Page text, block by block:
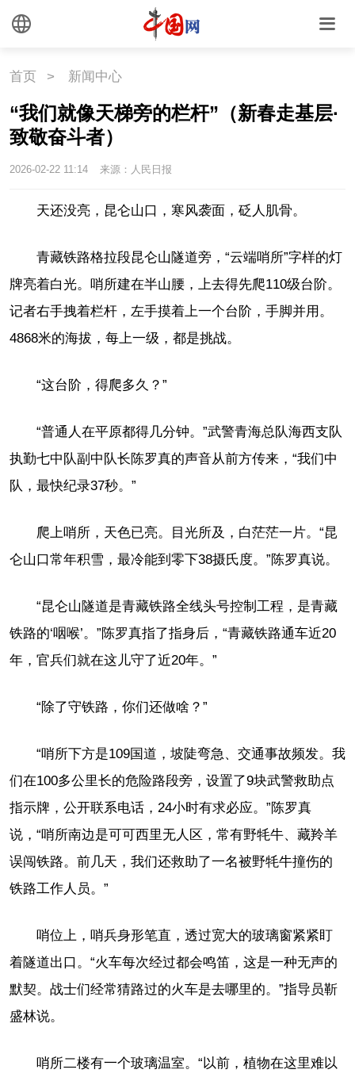
首页 > 新闻中心
“我们就像天梯旁的栏杆”（新春走基层·
致敬奋斗者）
2026-02-22 11:14 来源：人民日报
天还没亮，昆仑山口，寒风袭面，砭人肌骨。
青藏铁路格拉段昆仑山隧道旁，“云端哨所”字样的灯
牌亮着白光。哨所建在半山腰，上去得先爬110级台阶。
记者右手拽着栏杆，左手摸着上一个台阶，手脚并用。
4868米的海拔，每上一级，都是挑战。
“这台阶，得爬多久？”
“普通人在平原都得几分钟。”武警青海总队海西支队
执勤七中队副中队长陈罗真的声音从前方传来，“我们中
队，最快纪录37秒。”
爬上哨所，天色已亮。目光所及，白茫茫一片。“昆
仑山口常年积雪，最冷能到零下38摄氏度。”陈罗真说。
“昆仑山隧道是青藏铁路全线头号控制工程，是青藏
铁路的‘咽喉’。”陈罗真指了指身后，“青藏铁路通车近20
年，官兵们就在这儿守了近20年。”
“除了守铁路，你们还做啥？”
“哨所下方是109国道，坡陡弯急、交通事故频发。我
们在100多公里长的危险路段旁，设置了9块武警救助点
指示牌，公开联系电话，24小时有求必应。”陈罗真
说，“哨所南边是可可西里无人区，常有野牦牛、藏羚羊
误闯铁路。前几天，我们还救助了一名被野牦牛撞伤的
铁路工作人员。”
哨位上，哨兵身形笔直，透过宽大的玻璃窗紧紧盯
着隧道出口。“火车每次经过都会鸣笛，这是一种无声的
默契。战士们经常猜路过的火车是去哪里的。”指导员靳
盛林说。
哨所二楼有一个玻璃温室。“以前，植物在这里难以